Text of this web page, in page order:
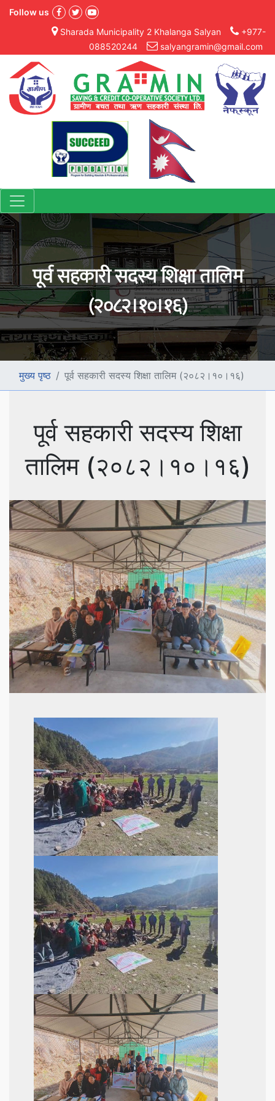
Follow us
Sharada Municipality 2 Khalanga Salyan
+977-
088520244
salyangramin@gmail.com
पूर्व सहकारी सदस्य शिक्षा तालिम
(२०८२।१०।१६)
मुख्य पृष्ठ पूर्व सहकारी सदस्य शिक्षा तालिम (२०८२।१०।१६)
पूर्व सहकारी सदस्य शिक्षा
तालिम (२०८२।१०।१६)